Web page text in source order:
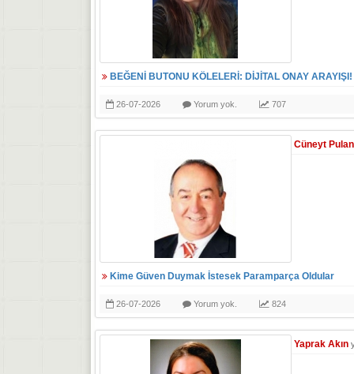
BEĞENİ BUTONU KÖLELERİ: DİJİTAL ONAY ARAYIŞI!
26-07-2026 Yorum yok. 707
Cüneyt
Kime Güven Duymak İstesek Paramparça Oldular
26-07-2026 Yorum yok. 824
Yaprak Akın